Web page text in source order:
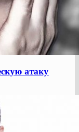
атаку